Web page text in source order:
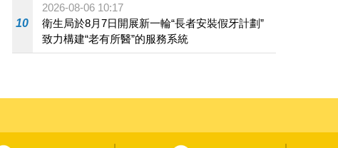
10
2026-08-06 10:17
衛生局於8月7日開展新一輪“長者安裝假牙計劃”
致力構建“老有所醫”的服務系統